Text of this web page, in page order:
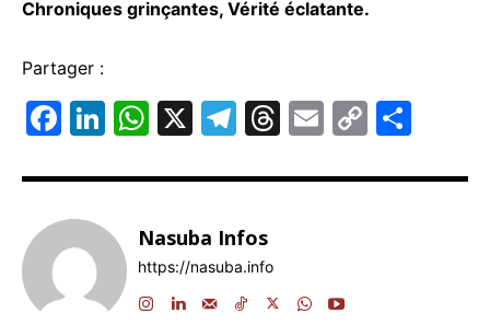
Chroniques grinçantes, Vérité éclatante.
Partager :
F
c
e
b
o
Li
k
e
dI
n
W
at
s
A
p
X
T
e
gr
a
m
T
e
s
E
ai
C
p ta
Nasuba Infos
https://nasuba.info